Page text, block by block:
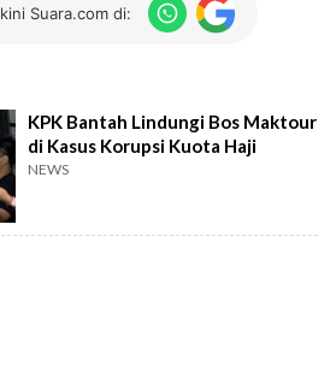
Suara.com di:
KPK Bantah Lindungi Bos Maktour
di Kasus Korupsi Kuota Haji
NEWS